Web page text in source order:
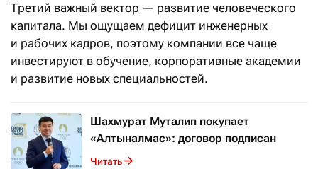
Третий важный вектор — развитие человеческого
капитала. Мы ощущаем дефицит инженерных
и рабочих кадров, поэтому компании все чаще
инвестируют в обучение, корпоративные академии
и развитие новых специальностей.
Шахмурат Муталип покупает
«Алтыналмас»: договор подписан
Читать